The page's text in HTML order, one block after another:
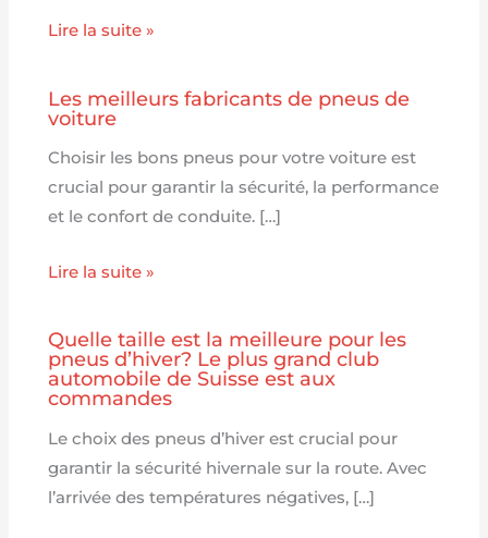
Lire la suite »
Les meilleurs fabricants de pneus de
voiture
Choisir les bons pneus pour votre voiture est
crucial pour garantir la sécurité, la performance
et le confort de conduite. […]
Lire la suite »
Quelle taille est la meilleure pour les
pneus d’hiver? Le plus grand club
automobile de Suisse est aux
commandes
Le choix des pneus d’hiver est crucial pour
garantir la sécurité hivernale sur la route. Avec
l’arrivée des températures négatives, […]